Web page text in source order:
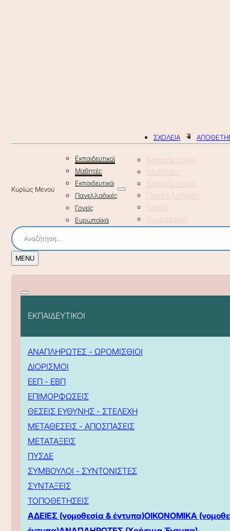
ΣΧΟΛΕΙΑ
Εκπαιδευτικοί
Μαθητές
Εκπαιδευτικά
Πανελλαδικές
Γονείς
Ευρωπαϊκά
Εκπαιδευτικοί
Μαθητές
Εκπαιδευτικά
Πανελλαδικές
Γονείς
Ευρωπαϊκά
ΕΚΠΑΙΔΕΥΤΙΚΟΙ
ΑΝΑΠΛΗΡΩΤΕΣ - ΩΡΟΜΙΣΘΙΟΙ
ΔΙΟΡΙΣΜΟΙ
ΕΕΠ - ΕΒΠ
ΕΠΙΜΟΡΦΩΣΕΙΣ
ΘΕΣΕΙΣ ΕΥΘΥΝΗΣ - ΣΤΕΛΕΧΗ
ΜΕΤΑΘΕΣΕΙΣ - ΑΠΟΣΠΑΣΕΙΣ
ΜΕΤΑΤΑΞΕΙΣ
ΠΥΣΔΕ
ΣΥΜΒΟΥΛΟΙ - ΣΥΝΤΟΝΙΣΤΕΣ
ΣΥΝΤΑΞΕΙΣ
ΤΟΠΟΘΕΤΗΣΕΙΣ
ΑΔΕΙΕΣ (νομοθεσία & έντυπα)ΟΙΚΟΝΟΜΙΚΑ